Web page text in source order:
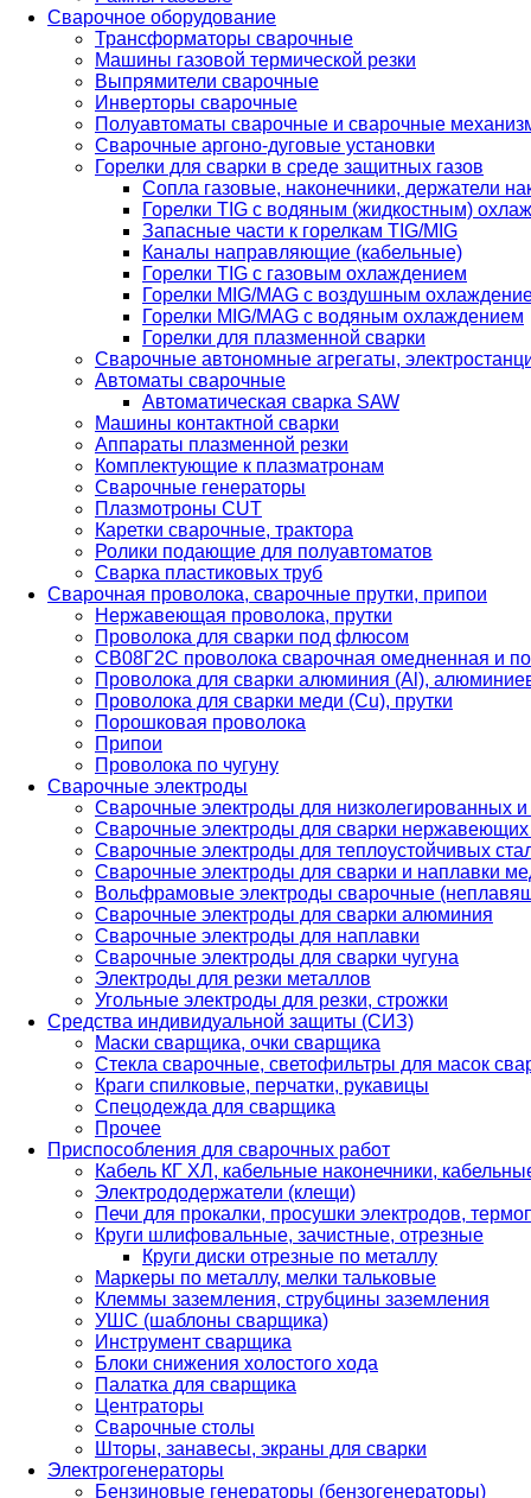
Сварочное оборудование
Трансформаторы сварочные
Машины газовой термической резки
Выпрямители сварочные
Инверторы сварочные
Полуавтоматы сварочные и сварочные
Сварочные аргоно-дуговые установки
Горелки для сварки в среде защитных газов
Сопла газовые, наконечники, держатели
Горелки TIG с водяным (жидкостным)
Запасные части к горелкам TIG/MIG
Каналы направляющие (кабельные)
Горелки TIG с газовым охлаждением
Горелки MIG/MAG с воздушным
Горелки MIG/MAG с водяным охлаждением
Горелки для плазменной сварки
Сварочные автономные агрегаты,
Автоматы сварочные
Автоматическая сварка SAW
Машины контактной сварки
Аппараты плазменной резки
Комплектующие к плазматронам
Сварочные генераторы
Плазмотроны CUT
Каретки сварочные, трактора
Ролики подающие для полуавтоматов
Сварка пластиковых труб
Сварочная проволока, сварочные прутки, припои
Нержавеющая проволока, прутки
Проволока для сварки под флюсом
СВ08Г2С проволока сварочная омедненная и
Проволока для сварки алюминия (Al),
Проволока для сварки меди (Cu), прутки
Порошковая проволока
Припои
Проволока по чугуну
Сварочные электроды
Сварочные электроды для низколегированных и
Сварочные электроды для сварки
Сварочные электроды для теплоустойчивых
Сварочные электроды для сварки и наплавки
Вольфрамовые электроды сварочные
Сварочные электроды для сварки алюминия
Сварочные электроды для наплавки
Сварочные электроды для сварки чугуна
Электроды для резки металлов
Угольные электроды для резки, строжки
Средства индивидуальной защиты (СИЗ)
Маски сварщика, очки сварщика
Стекла сварочные, светофильтры для масок
Краги спилковые, перчатки, рукавицы
Спецодежда для сварщика
Прочее
Приспособления для сварочных работ
Кабель КГ ХЛ, кабельные наконечники,
Электрододержатели (клещи)
Печи для прокалки, просушки электродов,
Круги шлифовальные, зачистные, отрезные
Круги диски отрезные по металлу
Маркеры по металлу, мелки тальковые
Клеммы заземления, струбцины заземления
УШС (шаблоны сварщика)
Инструмент сварщика
Блоки снижения холостого хода
Палатка для сварщика
Центраторы
Сварочные столы
Шторы, занавесы, экраны для сварки
Электрогенераторы
Бензиновые генераторы (бензогенераторы)